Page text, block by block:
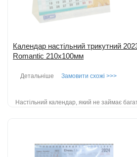
Календар настільний трикутний
Romantic 210х100мм
Замовити схожі >>>
Детальніше
Настільний календар, який не займає